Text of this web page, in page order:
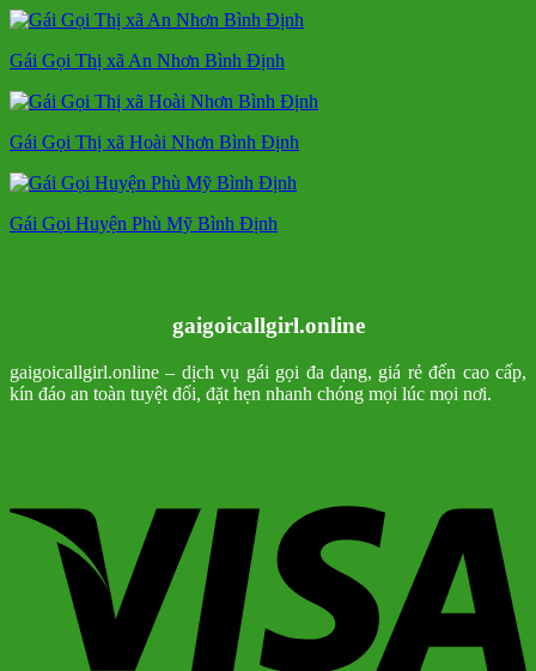
Gái Gọi Thị xã An Nhơn Bình Định
Gái Gọi Thị xã Hoài Nhơn Bình Định
Gái Gọi Huyện Phù Mỹ Bình Định
gaigoicallgirl.online
gaigoicallgirl.online – dịch vụ gái gọi đa dạng, giá rẻ đến cao cấp,
kín đáo an toàn tuyệt đối, đặt hẹn nhanh chóng mọi lúc mọi nơi.